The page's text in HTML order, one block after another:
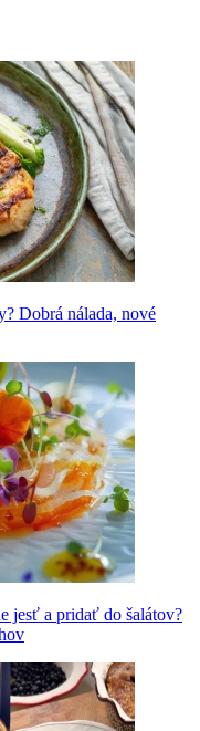
Dobrá nálada, nové
jesť a pridať do šalátov?